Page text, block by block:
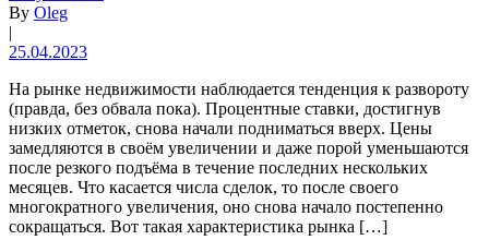
By Oleg
|
25.04.2023
На рынке недвижимости наблюдается тенденция к развороту
(правда, без обвала пока). Процентные ставки, достигнув
низких отметок, снова начали подниматься вверх. Цены
замедляются в своём увеличении и даже порой уменьшаются
после резкого подъёма в течение последних нескольких
месяцев. Что касается числа сделок, то после своего
многократного увеличения, оно снова начало постепенно
сокращаться. Вот такая характеристика рынка […]